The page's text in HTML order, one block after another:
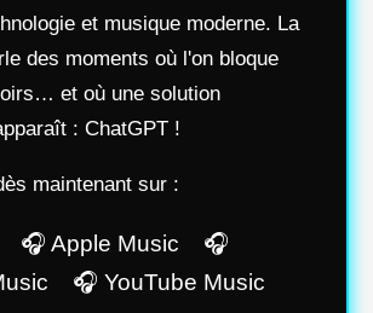
et musique moderne. La
des moments où l'on bloque
et où une solution
: ChatGPT !
maintenant sur :
🎧 Apple Music 🎧
🎧 YouTube Music